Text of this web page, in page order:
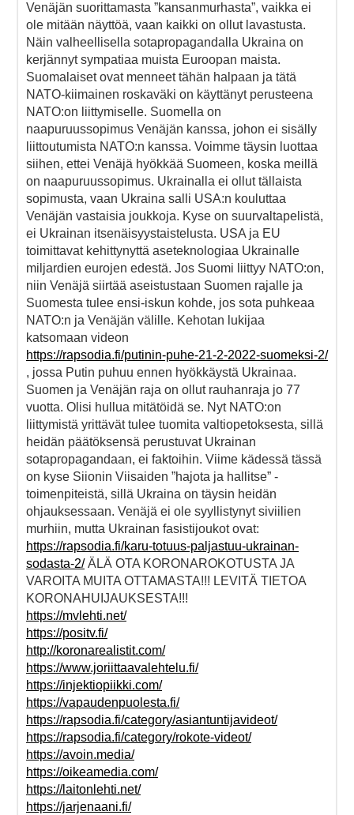
Venäjän suorittamasta ”kansanmurhasta”, vaikka ei
ole mitään näyttöä, vaan kaikki on ollut lavastusta.
Näin valheellisella sotapropagandalla Ukraina on
kerjännyt sympatiaa muista Euroopan maista.
Suomalaiset ovat menneet tähän halpaan ja tätä
NATO-kiimainen roskaväki on käyttänyt perusteena
NATO:on liittymiselle. Suomella on
naapuruussopimus Venäjän kanssa, johon ei sisälly
liittoutumista NATO:n kanssa. Voimme täysin luottaa
siihen, ettei Venäjä hyökkää Suomeen, koska meillä
on naapuruussopimus. Ukrainalla ei ollut tällaista
sopimusta, vaan Ukraina salli USA:n kouluttaa
Venäjän vastaisia joukkoja. Kyse on suurvaltapelistä,
ei Ukrainan itsenäisyystaistelusta. USA ja EU
toimittavat kehittynyttä aseteknologiaa Ukrainalle
miljardien eurojen edestä. Jos Suomi liittyy NATO:on,
niin Venäjä siirtää aseistustaan Suomen rajalle ja
Suomesta tulee ensi-iskun kohde, jos sota puhkeaa
NATO:n ja Venäjän välille. Kehotan lukijaa
katsomaan videon
https://rapsodia.fi/putinin-puhe-21-2-2022-suomeksi-2/
, jossa Putin puhuu ennen hyökkäystä Ukrainaa.
Suomen ja Venäjän raja on ollut rauhanraja jo 77
vuotta. Olisi hullua mitätöidä se. Nyt NATO:on
liittymistä yrittävät tulee tuomita valtiopetoksesta, sillä
heidän päätöksensä perustuvat Ukrainan
sotapropagandaan, ei faktoihin. Viime kädessä tässä
on kyse Siionin Viisaiden ”hajota ja hallitse” -
toimenpiteistä, sillä Ukraina on täysin heidän
ohjauksessaan. Venäjä ei ole syyllistynyt siviilien
murhiin, mutta Ukrainan fasistijoukot ovat:
https://rapsodia.fi/karu-totuus-paljastuu-ukrainan-
sodasta-2/ ÄLÄ OTA KORONAROKOTUSTA JA
VAROITA MUITA OTTAMASTA!!! LEVITÄ TIETOA
KORONAHUIJAUKSESTA!!!
https://mvlehti.net/
https://positv.fi/
http://koronarealistit.com/
https://www.joriittaavalehtelu.fi/
https://injektiopiikki.com/
https://vapaudenpuolesta.fi/
https://rapsodia.fi/category/asiantuntijavideot/
https://rapsodia.fi/category/rokote-videot/
https://avoin.media/
https://oikeamedia.com/
https://laitonlehti.net/
https://jarjenaani.fi/